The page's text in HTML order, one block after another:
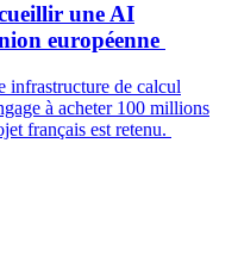
une AI
européenne
infrastructure de calcul
à acheter 100 millions
français est retenu.